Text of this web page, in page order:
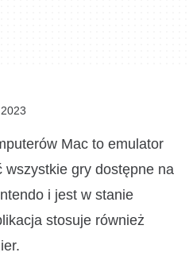
Mac to emulator
wszystkie gry dostępne na
i jest w stanie
stosuje również